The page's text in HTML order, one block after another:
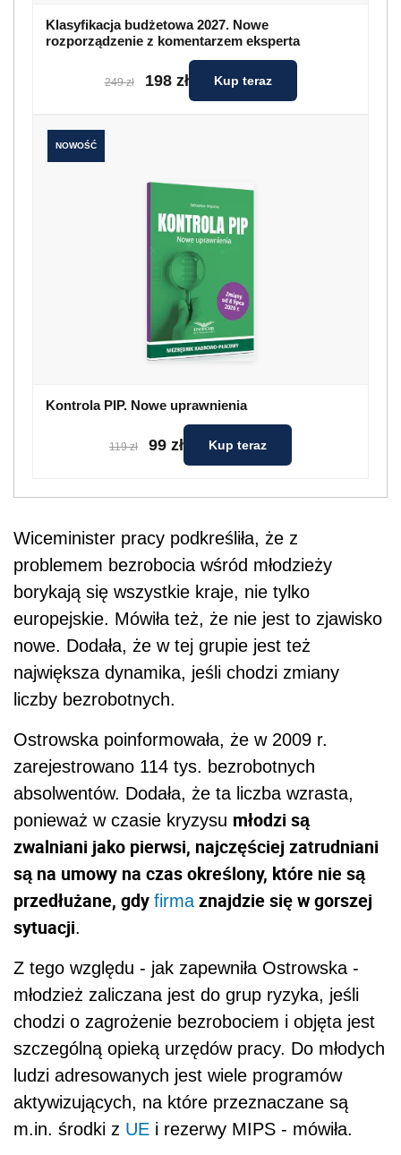
Klasyfikacja budżetowa 2027. Nowe
rozporządzenie z komentarzem eksperta
249 zł 198 zł Kup teraz
NOWOŚĆ
Kontrola PIP. Nowe uprawnienia
119 zł 99 zł Kup teraz
Wiceminister pracy podkreśliła, że z
problemem bezrobocia wśród młodzieży
borykają się wszystkie kraje, nie tylko
europejskie. Mówiła też, że nie jest to zjawisko
nowe. Dodała, że w tej grupie jest też
największa dynamika, jeśli chodzi zmiany
liczby bezrobotnych.
Ostrowska poinformowała, że w 2009 r.
zarejestrowano 114 tys. bezrobotnych
absolwentów. Dodała, że ta liczba wzrasta,
ponieważ w czasie kryzysu młodzi są
zwalniani jako pierwsi, najczęściej zatrudniani
są na umowy na czas określony, które nie są
przedłużane, gdy firmaznajdzie się w gorszej
sytuacji.
Z tego względu - jak zapewniła Ostrowska -
młodzież zaliczana jest do grup ryzyka, jeśli
chodzi o zagrożenie bezrobociem i objęta jest
szczególną opieką urzędów pracy. Do młodych
ludzi adresowanych jest wiele programów
aktywizujących, na które przeznaczane są
m.in. środki z UE i rezerwy MIPS - mówiła.